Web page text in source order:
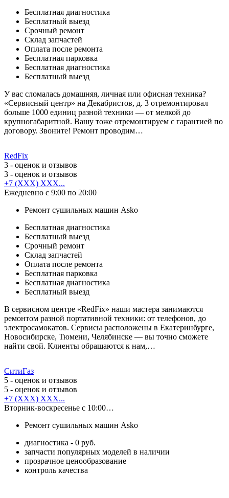
Бесплатная диагностика
Бесплатный выезд
Срочный ремонт
Cклад запчастей
Оплата после ремонта
Бесплатная парковка
Бесплатная диагностика
Бесплатный выезд
У вас сломалась домашняя, личная или офисная техника?
«Сервисный центр» на Декабристов, д. 3 отремонтировал
больше 1000 единиц разной техники — от мелкой до
крупногабаритной. Вашу тоже отремонтируем с гарантией по
договору. Звоните! Ремонт проводим…
RedFix
3 - оценок и отзывов
3 - оценок и отзывов
+7 (XXX) XXX...
Ежедневно с 9:00 по 20:00
Ремонт сушильных машин Asko
Бесплатная диагностика
Бесплатный выезд
Срочный ремонт
Cклад запчастей
Оплата после ремонта
Бесплатная парковка
Бесплатная диагностика
Бесплатный выезд
В сервисном центре «RedFix» наши мастера занимаются
ремонтом разной портативной техники: от телефонов, до
электросамокатов. Сервисы расположены в Екатеринбурге,
Новосибирске, Тюмени, Челябинске — вы точно сможете
найти свой. Клиенты обращаются к нам,…
СитиГаз
5 - оценок и отзывов
5 - оценок и отзывов
+7 (XXX) XXX...
Вторник-воскресенье с 10:00…
Ремонт сушильных машин Asko
диагностика - 0 руб.
запчасти популярных моделей в наличии
прозрачное ценообразование
контроль качества